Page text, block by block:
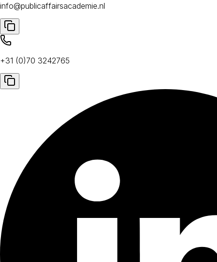
info@publicaffairsacademie.nl
+31 (0)70 3242765